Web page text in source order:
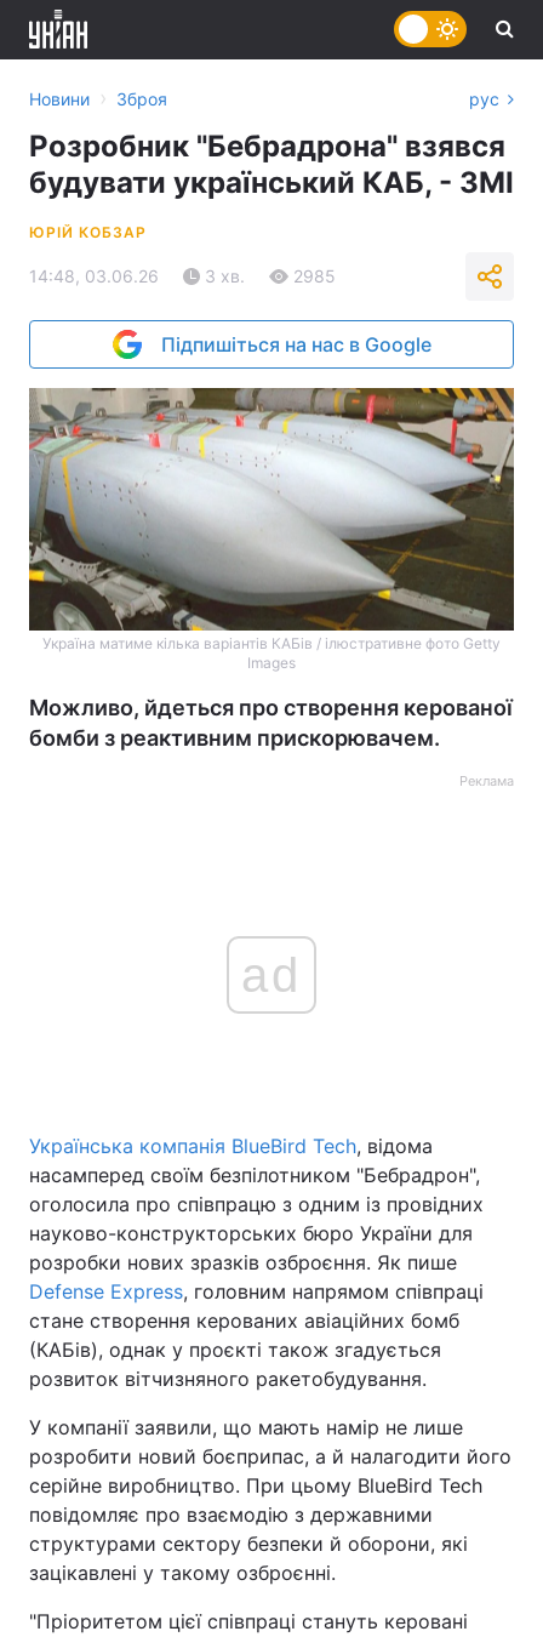
Головна Війна
Україна Політика
Економіка Світ
Спорт Наука
Зброя Інциденти
Здоров'я Туризм
Цікавинки Погода
Екологія Регіони
Новини › Зброя рус
Розробник "Бебрадрона" взявся
будувати український КАБ, - ЗМІ
ЮРІЙ КОБЗАР
14:48, 03.06.26 3 хв. 2985
Підпишіться на нас в Google
Україна матиме кілька варіантів КАБів / ілюстративне фото Getty
Images
Можливо, йдеться про створення керованої
бомби з реактивним прискорювачем.
Реклама
ad
Українська компанія BlueBird Tech, відома
насамперед своїм безпілотником "Бебрадрон",
оголосила про співпрацю з одним із провідних
науково-конструкторських бюро України для
розробки нових зразків озброєння. Як пише
Defense Express, головним напрямом співпраці
стане створення керованих авіаційних бомб
(КАБів), однак у проєкті також згадується
розвиток вітчизняного ракетобудування.
У компанії заявили, що мають намір не лише
розробити новий боєприпас, а й налагодити його
серійне виробництво. При цьому BlueBird Tech
повідомляє про взаємодію з державними
структурами сектору безпеки й оборони, які
зацікавлені у такому озброєнні.
"Пріоритетом цієї співпраці стануть керовані